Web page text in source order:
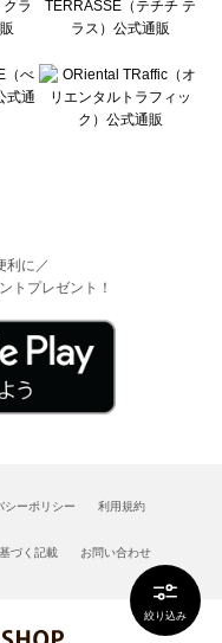
絞り込み
利に／
トプレゼント！
シーポリシー 利用規約
づく記載 お問い合わせ